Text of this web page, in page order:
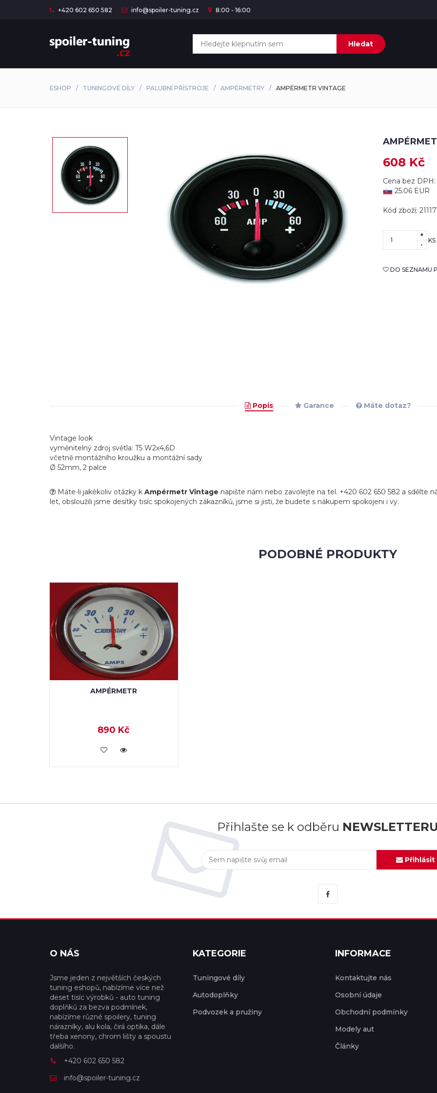
+420 602 650 582 info@spoiler-tuning.cz 8:00 - 16:00
Hledat
ESHOP TUNINGOVÉ DÍLY PALUBNÍ PŘÍSTROJE AMPÉRMETRY AMPÉRMETR VINTAGE
608 Kč
Cena bez DPH:
25.06 EUR
Kód zboží:
+
-
KS
DO SEZNAMU
Popis Garance Máte dotaz?
Vintage look
vyměnitelný zdroj světla: T5 W2x4,6D
včetně montážního kroužku a montážní sady
Ø 52mm, 2 palce
Máte-li jakékoliv otázky k Ampérmetr Vintage napište nám nebo zavolejte na tel. +420 602 650 582 a sdělte
let, obsloužili jsme desítky tisíc spokojených zákazníků, jsme si jisti, že budete s nákupem spokojeni i vy.
PODOBNÉ PRODUKTY
AMPÉRMETR
890 Kč
KOUPIT
Přihlašte se k odběru
Přihlásit
O NÁS
Jsme jeden z největších českých
tuning eshopů, nabízíme více než
deset tisíc výrobků - auto tuning
doplňků za bezva podmínek,
nabízíme různé spoilery, tuning
nárazníky, alu kola, čirá optika, dále
třeba xenony, chrom lišty a spoustu
dalšího.
+420 602 650 582
info@spoiler-tuning.cz
KATEGORIE
Tuningové díly
Autodoplňky
Podvozek a pružiny
INFORMACE
Kontaktujte nás
Osobní údaje
Obchodní podmínky
Modely aut
Články